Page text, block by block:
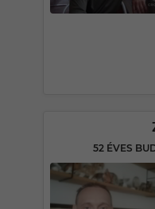
52 ÉVES